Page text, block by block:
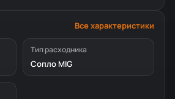
Все характеристики
Тип расходника
Сопло MIG